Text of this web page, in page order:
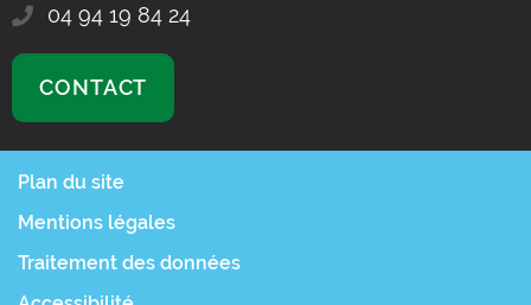
04 94 19 84 24
CONTACT
Plan du site
Mentions légales
Traitement des données